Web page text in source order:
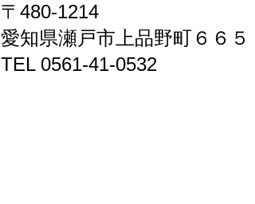
〒480-1214
愛知県瀬戸市上品野町６６５
TEL 0561-41-0532